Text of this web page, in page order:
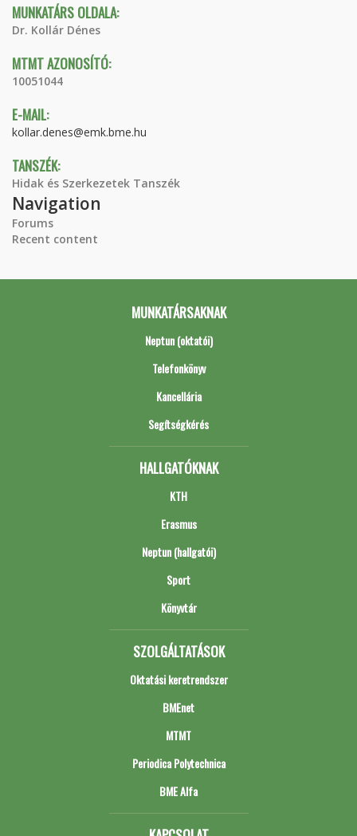
MUNKATÁRS OLDALA:
Dr. Kollár Dénes
MTMT AZONOSÍTÓ:
10051044
E-MAIL:
kollar.denes@emk.bme.hu
TANSZÉK:
Hidak és Szerkezetek Tanszék
Navigation
Forums
Recent content
MUNKATÁRSAKNAK
Neptun (oktatói)
Telefonkönyv
Kancellária
Segítségkérés
HALLGATÓKNAK
KTH
Erasmus
Neptun (hallgatói)
Sport
Könyvtár
SZOLGÁLTATÁSOK
Oktatási keretrendszer
BMEnet
MTMT
Periodica Polytechnica
BME Alfa